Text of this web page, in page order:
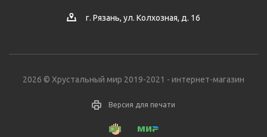
г. Рязань, ул. Колхозная, д. 16
2026 © Хрустальный мир 2019-2021 - интернет-магазин
Версия для печати